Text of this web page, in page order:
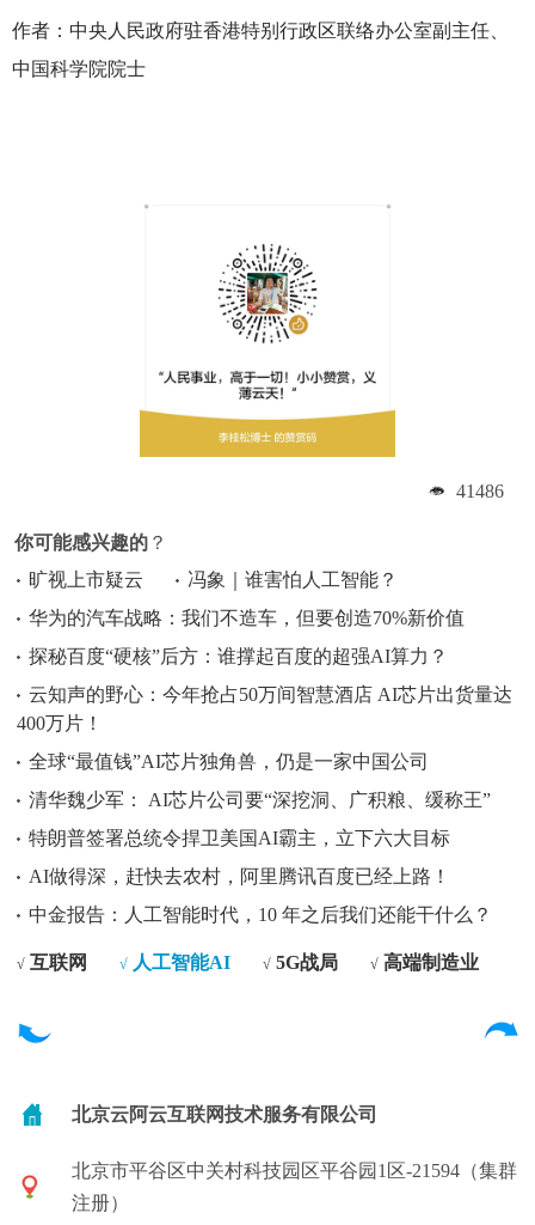
作者：中央人民政府驻香港特别行政区联络办公室副主任、
中国科学院院士
41486
你可能感兴趣的 ？
旷视上市疑云
冯象｜谁害怕人工智能？
华为的汽车战略：我们不造车，但要创造70%新价值
探秘百度“硬核”后方：谁撑起百度的超强AI算力？
云知声的野心：今年抢占50万间智慧酒店 AI芯片出货量达
400万片！
全球“最值钱”AI芯片独角兽，仍是一家中国公司
清华魏少军： AI芯片公司要“深挖洞、广积粮、缓称王”
特朗普签署总统令捍卫美国AI霸主，立下六大目标
AI做得深，赶快去农村，阿里腾讯百度已经上路！
中金报告：人工智能时代，10 年之后我们还能干什么？
√ 互联网 √ 人工智能AI √ 5G战局 √ 高端制造业
北京云阿云互联网技术服务有限公司
北京市平谷区中关村科技园区平谷园1区-21594（集群
注册）